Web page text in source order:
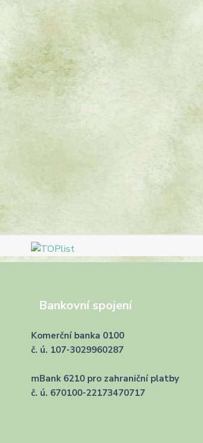
Bankovní spojení
Komerční banka 0100
č. ú. 107-3029960287
mBank 6210 pro zahraniční platby
č. ú. 670100-22173470717